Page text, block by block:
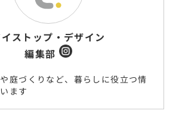
ストップ・デザイン
編集部
庭づくりなど、暮らしに役立つ情
ます